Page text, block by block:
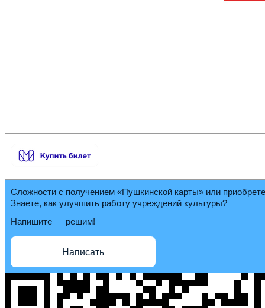
Сложности с получением «Пушкинской карты» или
Знаете, как улучшить работу учреждений культуры?
Напишите — решим!
Написать